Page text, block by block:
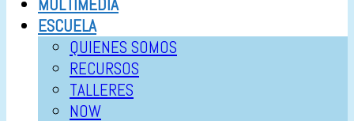
MULTIMEDIA
ESCUELA
QUIENES SOMOS
RECURSOS
TALLERES
NOW